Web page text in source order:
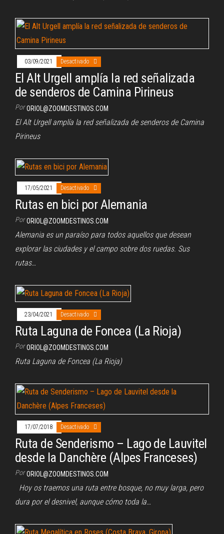
03/09/2021 Desactivado
El Alt Urgell amplía la red señalizada
de senderos de Camina Pirineus
Por ORIOL@ZOOMDESTINOS.COM
El Alt Urgell amplía la red señalizada de senderos de Camina
Pirineus
17/05/2021 Desactivado
Rutas en bici por Alemania
Por ORIOL@ZOOMDESTINOS.COM
Alemania es un paraíso para todos aquellos que desean
explorar las ciudades y el campo sobre dos ruedas. Sus
rutas…
23/04/2021 Desactivado
Ruta Laguna de Foncea (La Rioja)
Por ORIOL@ZOOMDESTINOS.COM
Ruta Laguna de Foncea (La Rioja)
17/07/2018 Desactivado
Ruta de Senderismo – Lago de Lauvitel
desde la Danchère (Alpes Franceses)
Por ORIOL@ZOOMDESTINOS.COM
Hoy os traemos una ruta entre bosque, no muy larga, pero
dura por el desnivel, aunque cómo toda la…